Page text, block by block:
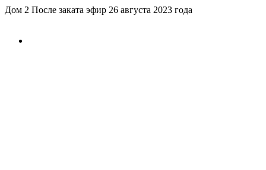
Дом 2 После заката эфир 26 августа 2023 года